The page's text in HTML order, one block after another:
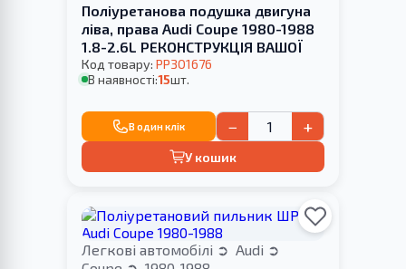
Поліуретанова подушка двигуна
ліва, права Audi Coupe 1980-1988
1.8-2.6L РЕКОНСТРУКЦІЯ ВАШОЇ
Код товару: PP301676
В наявності:15шт.
В один клік − +
У кошик
Легкові автомобілі
Audi